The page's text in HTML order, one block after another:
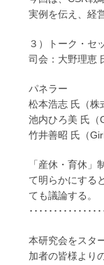
実例を伝え、経
３）トーク・セ
司会：大野理恵
パネラー
松本浩志 氏（株
池内ひろ美 氏（
竹井善昭 氏（
「産休・育休
て明らかにする
ても議論する。
･･････････････
本研究会をスタ
加者の皆様より